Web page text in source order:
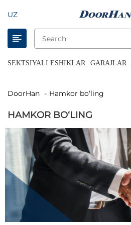
UZ
SEKTSIYALI ESHIKLAR GARAJLAR
DoorHan Hamkor bo‘ling
HAMKOR BO‘LING